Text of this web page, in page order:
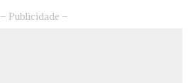
– Publicidade –